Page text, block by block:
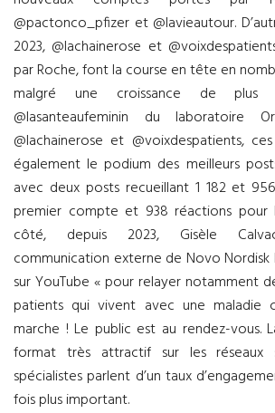
@pactonco_pfizer et @lavieautour.
2023, @lachainerose et
par Roche, font la course en tête en
malgré une croissance de
@lasanteaufeminin du laboratoire
@lachainerose et @voixdespatients,
également le podium des meilleurs
avec deux posts recueillant 1 182 et
premier compte et 938 réactions pour
côté, depuis 2023, Gisèle
communication externe de Novo Nordisk
sur YouTube « pour relayer notamment
patients qui vivent avec une maladie
marche ! Le public est au rendez-vous.
format très attractif sur les réseaux
spécialistes parlent d’un taux
fois plus important.